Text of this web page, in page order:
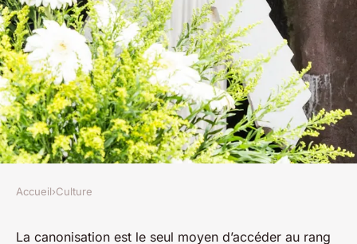
Accueil›Culture
La canonisation est le seul moyen d’accéder au rang